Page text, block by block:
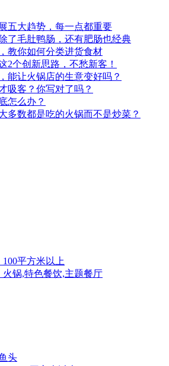
五大趋势，每一点都重要
了毛肚鸭肠，还有肥肠也经典
教你如何分类进货食材
2个创新思路，不愁新客！
能让火锅店的生意变好吗？
吸客？你写对了吗？
怎么办？
多数都是吃的火锅而不是炒菜？
平方米以上
火锅,特色餐饮,主题餐厅
头